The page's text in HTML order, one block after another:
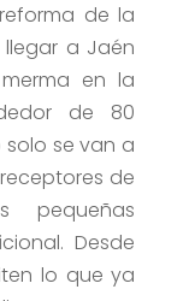
de la
a Jaén
en la
de 80
solo se van a
de
pequeñas
Desde
lo que ya